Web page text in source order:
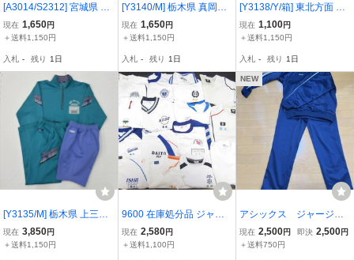
[A3014/S2312] 宮城県 多
賀城市立第二中学校 部活
着 2点 /テニス部/シャツ:
試合/大会/女子卒業生品
現在 1,650円
＋送料1,150円
入札 - 残り 1日
[Y3140/M] 栃木県 真岡市
立真岡西中学校 体操着 2
点 /旧デザイン/校名入り/
TIKA/緑系/ジャージ/体育/
女子生徒
現在 1,650円
＋送料1,150円
入札 - 残り 1日
[Y3138/Y/箱] 東北方面 レ
トロ体操着 まとめ 9点 /校
章マーク入り/旧タグ/SCH
ko/130/140/L/長袖/小学校/
児童/平成/昭和
現在 1,100円
＋送料1,150円
入札 - 残り 1日
[Y3135/M] 栃木県 上三川
町立本郷中学校 3点 /指定
品/長袖,長ズボン:175(L)/
現在 3,850円
＋送料1,150円
9600 在庫処分品 ジャン
ク品 まとめて15枚 体操
服 サイズMIXセット ゆ
現在 2,580円
＋送料1,100円
NEW
アシックス ジャージ
体操服 上下
現在 2,500円 即決 2,500円
＋送料750円